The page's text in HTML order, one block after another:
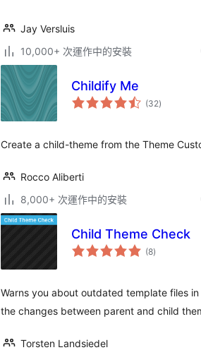
Jay Versluis
10,000+ 次運作中的安裝
Childify Me
(32總
評)
Create a child-theme from the Theme
Rocco Aliberti
8,000+ 次運作中的安裝
Child Theme Check
(8總
評)
Warns you about outdated template files
the changes between parent and child
Torsten Landsiedel